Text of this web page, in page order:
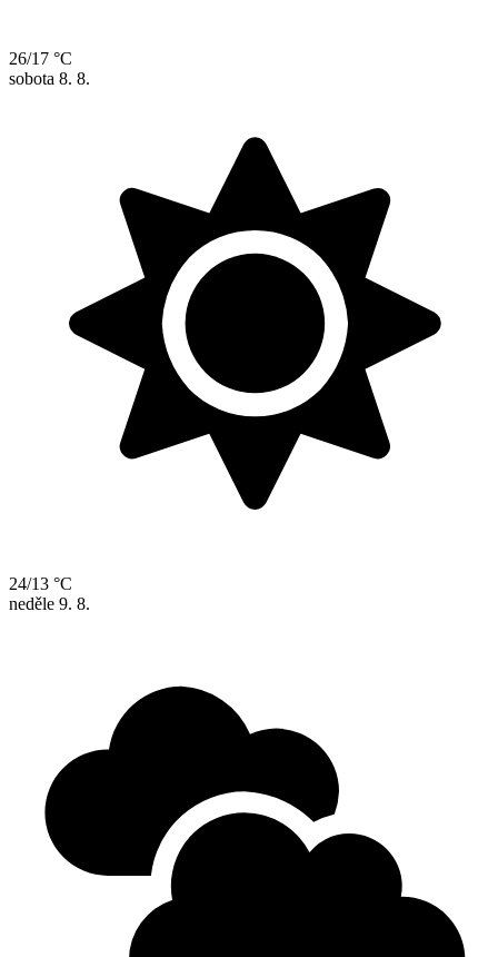
26/17 °C
sobota 8. 8.
24/13 °C
neděle 9. 8.